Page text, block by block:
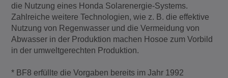
die Nutzung eines Honda Solarenergie-Systems.
Zahlreiche weitere Technologien, wie z. B. die effektive
Nutzung von Regenwasser und die Vermeidung von
Abwasser in der Produktion machen Hosoe zum Vorbild
in der umweltgerechten Produktion.
* BF8 erfüllte die Vorgaben bereits im Jahr 1992